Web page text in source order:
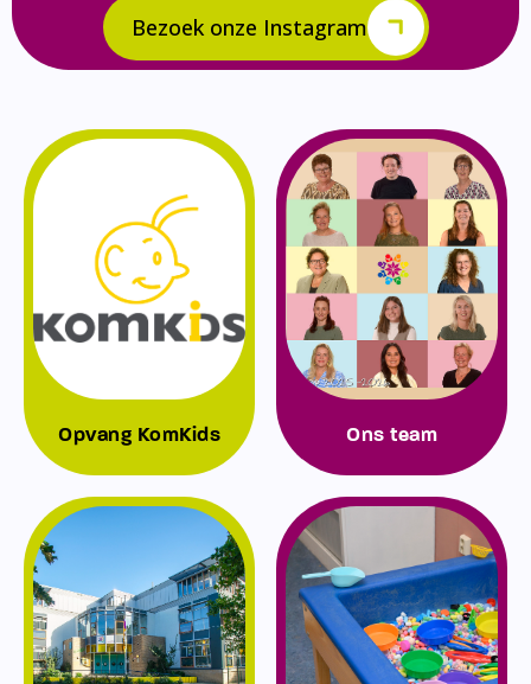
Bezoek onze Instagram
Opvang KomKids Ons team